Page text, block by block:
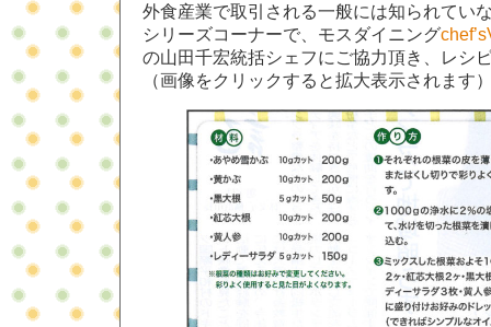
外食産業で取引される一般には知られてい
シリーズコーナーで、モスダイニング
の山田千宏統括シェフにご協力頂き、レシ
（画像をクリックすると拡大表示されます